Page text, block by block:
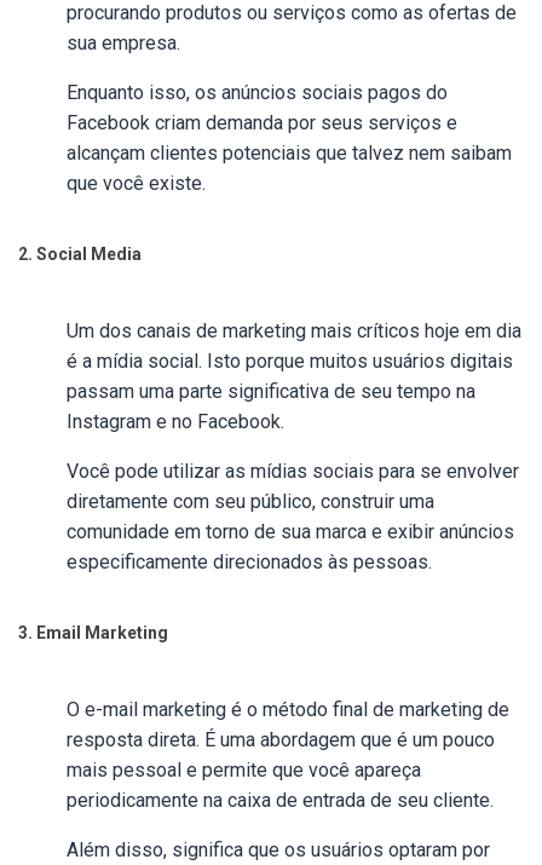
procurando produtos ou serviços como as ofertas de
sua empresa.
Enquanto isso, os anúncios sociais pagos do
Facebook criam demanda por seus serviços e
alcançam clientes potenciais que talvez nem saibam
que você existe.
2. Social Media
Um dos canais de marketing mais críticos hoje em dia
é a mídia social. Isto porque muitos usuários digitais
passam uma parte significativa de seu tempo na
Instagram e no Facebook.
Você pode utilizar as mídias sociais para se envolver
diretamente com seu público, construir uma
comunidade em torno de sua marca e exibir anúncios
especificamente direcionados às pessoas.
3. Email Marketing
O e-mail marketing é o método final de marketing de
resposta direta. É uma abordagem que é um pouco
mais pessoal e permite que você apareça
periodicamente na caixa de entrada de seu cliente.
Além disso, significa que os usuários optaram por